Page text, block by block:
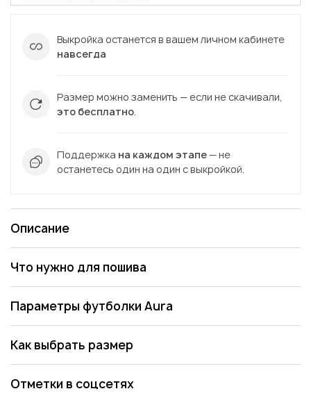
Выкройка останется в вашем личном кабинете
навсегда
Размер можно заменить — если не скачивали,
это бесплатно
Поддержка на каждом этапе — не
останетесь один на один с выкройкой.
Описание
Что нужно для пошива
Параметры футболки Aura
Как выбрать размер
Отметки в соцсетях